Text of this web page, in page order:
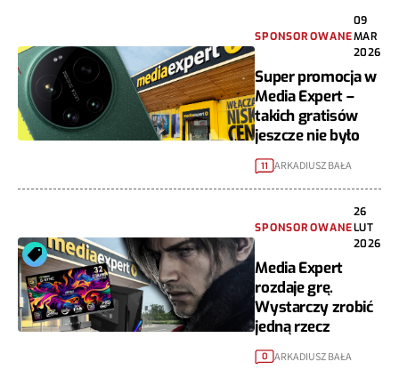
SPONSOROWANE
09
MAR
2026
Super promocja w
Media Expert –
takich gratisów
jeszcze nie było
11 ARKADIUSZ BAŁA
SPONSOROWANE
26
LUT
2026
Media Expert
rozdaje grę.
Wystarczy zrobić
jedną rzecz
0 ARKADIUSZ BAŁA